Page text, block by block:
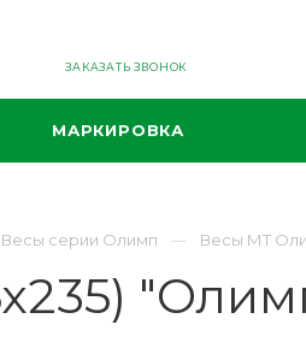
ЗАКАЗАТЬ ЗВОНОК
МАРКИРОВКА
Весы серии Олимп Весы МТ